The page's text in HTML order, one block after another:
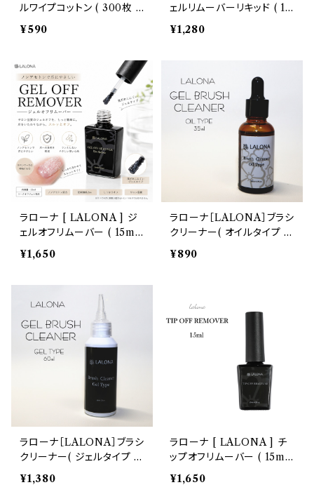
ホイル・フレーク
スタッズリベット
ブリオン
シリコンモールド
ルワイプコットン ( 300枚 )
ジェルネイル/ネイル/拭き取
りワイプ/毛羽立たない/ネイ
¥590
ェルリムーバーリキッド ( 15
ml )ジェルネイル/マジック
リムーバー/アセトンフリー/
¥1,280
ラローナ [ LALONA ] ジ
ェルオフリムーバー ( 15ml
)時短ジェルオフ/アセトンフ
リー/ジェルネイル
¥1,650
ラローナ［LALONA］ブラシ
クリーナー( オイルタイプ )
( 35ml ) ブラシ洗浄/ブラシ
ケア/メンテナンス/ジェルブ
¥890
ラローナ［LALONA］ブラシ
クリーナー( ジェルタイプ )
( 60ml ) ブラシ洗浄/ブラシ
ケア/メンテナンス/ジェルブ
¥1,380
ラローナ [ LALONA ] チ
ップオフリムーバー ( 15ml
) ネイルチップグルーオフ専
用リムーバー/接着剤リムー
¥1,650